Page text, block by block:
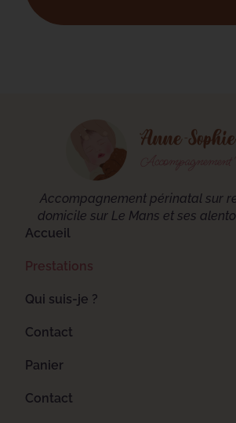
Accompagnement périnatal sur
domicile sur Le Mans et ses
Accueil
Prestations
Qui suis-je ?
Contact
Panier
Contact